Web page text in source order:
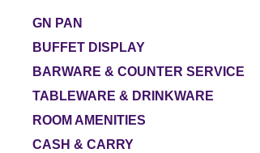
GN PAN
BUFFET DISPLAY
BARWARE & COUNTER SERVICE
TABLEWARE & DRINKWARE
ROOM AMENITIES
CASH & CARRY